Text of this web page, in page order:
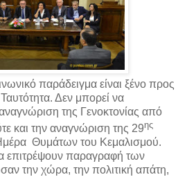
παράδειγμα είναι ξένο προς
Δεν μπορεί να
της Γενοκτονίας από
και την αναγνώριση της 29ης
Θυμάτων του Κεμαλισμού.
επιτρέψουν παραγραφή των
την χώρα, την πολιτική απάτη,